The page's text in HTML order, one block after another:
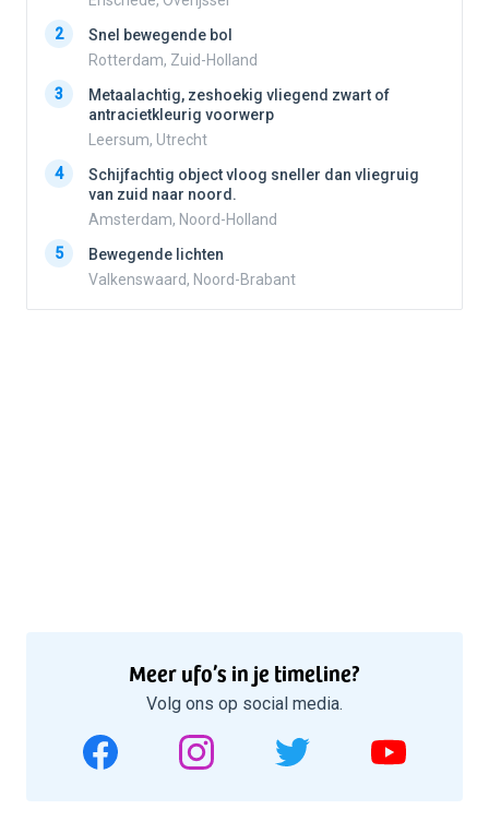
2
Snel bewegende bol
Rotterdam, Zuid-Holland
3
Metaalachtig, zeshoekig vliegend zwart of
antracietkleurig voorwerp
Leersum, Utrecht
4
Schijfachtig object vloog sneller dan vliegruig
van zuid naar noord.
Amsterdam, Noord-Holland
5
Bewegende lichten
Valkenswaard, Noord-Brabant
Meer ufo’s in je timeline?
Volg ons op social media.